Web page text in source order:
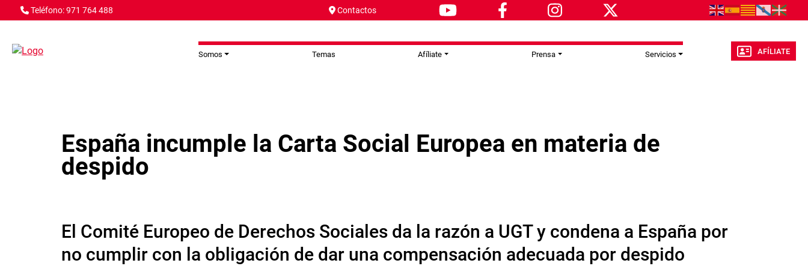
Pasar al contenido principal
Teléfono: 971 764 488 Contactos
Somos Temas Afíliate Prensa Servicios AFÍLIATE
España incumple la Carta Social Europea en materia de
despido
El Comité Europeo de Derechos Sociales da la razón a UGT y condena a España por
no cumplir con la obligación de dar una compensación adecuada por despido